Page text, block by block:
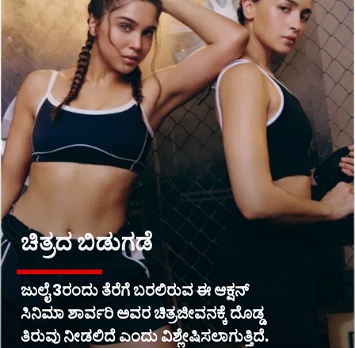
ಚಿತ್ರದ ಬಿಡುಗಡೆ
ಜುಲೈ 3ರಂದು ತೆರೆಗೆ ಬರಲಿರುವ ಈ ಆಕ್ಷನ್
ಸಿನಿಮಾ ಶಾರ್ವರಿ ಅವರ ಚಿತ್ರಜೀವನಕ್ಕೆ ದೊಡ್ಡ
ತಿರುವು ನೀಡಲಿದೆ ಎಂದು ವಿಶ್ಲೇಷಿಸಲಾಗುತ್ತಿದೆ.